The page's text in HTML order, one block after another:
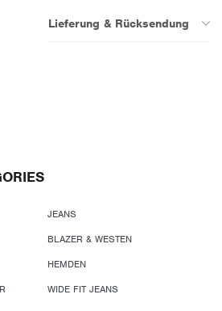
Lieferung & Rücksendung
JEANS
BLAZER & WESTEN
HEMDEN
WIDE FIT JEANS